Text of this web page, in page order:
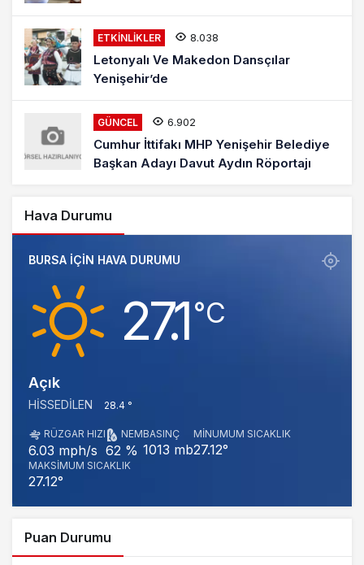
ETKINLIKLER 8.038
Letonyalı Ve Makedon Dansçılar
Yenişehir’de
GÜNCEL 6.902
Cumhur İttifakı MHP Yenişehir Belediye
Başkan Adayı Davut Aydın Röportajı
Hava Durumu
BURSA IÇIN HAVA DURUMU
27.1‎°C
Açık
HISSEDILEN 28.4 °
RÜZGAR HIZI
6.03 mph/s
NEM
62 %
BASINÇ
1013 mb
MINUMUM SICAKLIK
27.12°
MAKSIMUM SICAKLIK
27.12°
Puan Durumu